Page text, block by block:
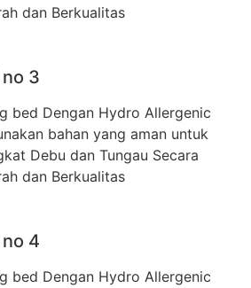
dan Berkualitas
3
bed Dengan Hydro Allergenic
bahan yang aman untuk
Debu dan Tungau Secara
dan Berkualitas
4
bed Dengan Hydro Allergenic